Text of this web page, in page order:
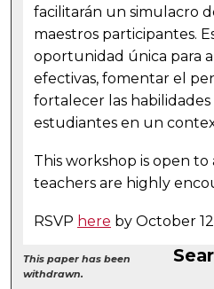
facilitarán un simulacro
maestros participantes.
oportunidad única para
efectivas, fomentar el
fortalecer las
estudiantes en un
This workshop is open to
teachers are highly
RSVP here by October
This paper has been
withdrawn.